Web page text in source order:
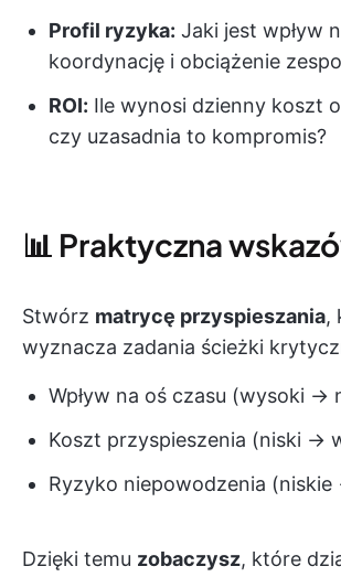
Profil ryzyka: Jaki jest wpływ
koordynację i obciążenie
ROI: Ile wynosi dzienny koszt
czy uzasadnia to kompromis?
📊 Praktyczna
Stwórz matrycę przyspieszania,
wyznacza zadania ścieżki
Wpływ na oś czasu (wysoki →
Koszt przyspieszenia (niski →
Ryzyko niepowodzenia
Dzięki temu zobaczysz, które